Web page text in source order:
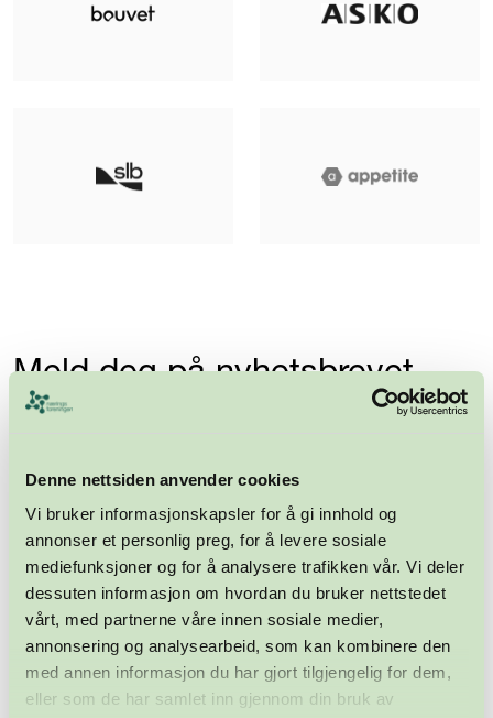
Denne nettsiden anvender cookies
Vi bruker informasjonskapsler for å gi innhold og
annonser et personlig preg, for å levere sosiale
mediefunksjoner og for å analysere trafikken vår. Vi deler
dessuten informasjon om hvordan du bruker nettstedet
vårt, med partnerne våre innen sosiale medier,
annonsering og analysearbeid, som kan kombinere den
med annen informasjon du har gjort tilgjengelig for dem,
eller som de har samlet inn gjennom din bruk av
Meld deg på nyhetsbrevet
Næringsforeningen i